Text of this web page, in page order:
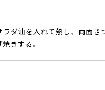
ラダ油を入れて熱し、両面き
きする。